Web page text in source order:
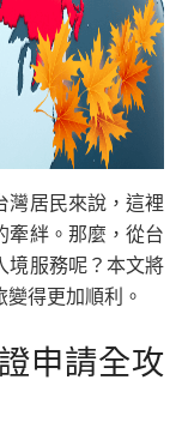
灣居民來說，這裡
牽絆。那麼，從台
境服務呢？本文將
得更加順利。
申請全攻